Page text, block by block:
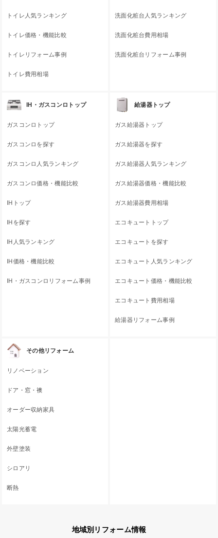
トイレ人気ランキング
トイレ価格・機能比較
トイレリフォーム事例
トイレ費用相場
洗面化粧台人気ランキング
洗面化粧台費用相場
洗面化粧台リフォーム事例
IH・ガスコンロトップ
ガスコンロトップ
ガスコンロを探す
ガスコンロ人気ランキング
ガスコンロ価格・機能比較
IHトップ
IHを探す
IH人気ランキング
IH価格・機能比較
IH・ガスコンロリフォーム事例
給湯器トップ
ガス給湯器トップ
ガス給湯器を探す
ガス給湯器人気ランキング
ガス給湯器価格・機能比較
ガス給湯器費用相場
エコキュートトップ
エコキュートを探す
エコキュート人気ランキング
エコキュート価格・機能比較
エコキュート費用相場
給湯器リフォーム事例
その他リフォーム
リノベーション
ドア・窓・襖
オーダー収納家具
太陽光蓄電
外壁塗装
シロアリ
断熱
地域別リフォーム情報